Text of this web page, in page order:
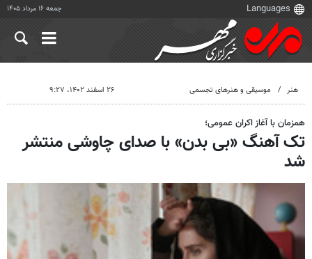
جمعه ۱۶ مرداد ۱۴۰۵
هنر موسیقی و هنرهای تجسمی ۲۶ اسفند ۱۴۰۲، ۹:۲۷
همزمان با آغاز اکران عمومی؛
تک آهنگ «بی بدن» با صدای چاوشی منتشر
شد